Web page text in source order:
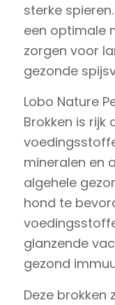
sterke
een optimale
zorgen voor
gezonde
Lobo Nature
Brokken is rijk
mineralen en
algehele
hond te
glanzende
gezond
Deze brokken